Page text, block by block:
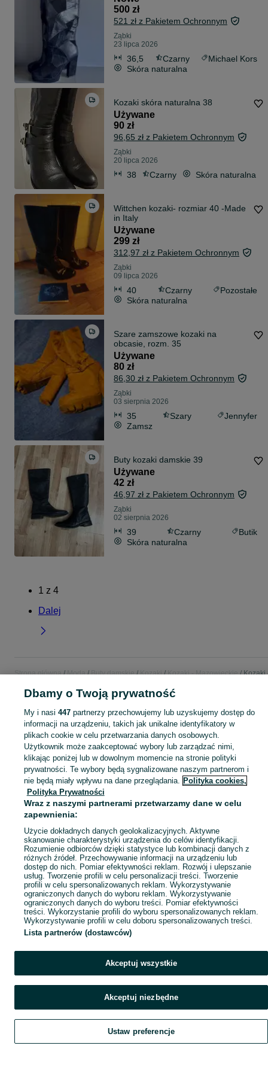
500 zł
521 zł z Pakietem Ochronnym
Ząbki
23 lipca 2026
36,5 Czarny
Michael Kors
Skóra naturalna
Kozaki skóra naturalna 38
Używane
90 zł
96,65 zł z Pakietem Ochronnym
Ząbki
20 lipca 2026
38 Czarny Skóra naturalna
Wittchen kozaki- rozmiar 40 -Made
in Italy
Używane
299 zł
312,97 zł z Pakietem Ochronnym
Ząbki
09 lipca 2026
40 Czarny
Pozostałe
Skóra naturalna
Szare zamszowe kozaki na
obcasie, rozm. 35
Używane
80 zł
86,30 zł z Pakietem Ochronnym
Ząbki
03 sierpnia 2026
35 Szary
Jennyfer
Zamsz
Buty kozaki damskie 39
Używane
42 zł
46,97 zł z Pakietem Ochronnym
Ząbki
02 sierpnia 2026
39 Czarny
Butik
Skóra naturalna
1 z 4
Dalej
Strona główna Moda Buty damskie Kozaki Kozaki - Mazowieckie
Kozaki
KATEGORIA
Szeroki wybór kozaków damskich Ząbki ▶️ skórzane, zamszowe, na obcasie i zimowe ✅ Nowe i używane w atrakcyjnych cenach ✌ Znajdź oferty na OLX.pl! Zobacz
Mapa kategorii
Mapa miejscowości
Mapa ministron
Szukaj Obserwujesz Dodaj Czat Konto
Dbamy o Twoją prywatność
My i nasi 447partnerzy przechowujemy lub uzyskujemy dostęp do
informacji na urządzeniu, takich jak unikalne identyfikatory w
plikach cookie w celu przetwarzania danych osobowych.
Użytkownik może zaakceptować wybory lub zarządzać nimi,
klikając poniżej lub w dowolnym momencie na stronie polityki
prywatności. Te wybory będą sygnalizowane naszym partnerom i
nie będą miały wpływu na dane przeglądania. Polityka cookies,
Polityka Prywatności
Wraz z naszymi partnerami przetwarzamy dane w celu
zapewnienia:
Użycie dokładnych danych geolokalizacyjnych. Aktywne
skanowanie charakterystyki urządzenia do celów identyfikacji.
Rozumienie odbiorców dzięki statystyce lub kombinacji danych z
różnych źródeł. Przechowywanie informacji na urządzeniu lub
dostęp do nich. Pomiar efektywności reklam. Rozwój i ulepszanie
usług. Tworzenie profili w celu personalizacji treści. Tworzenie
profili w celu spersonalizowanych reklam. Wykorzystywanie
ograniczonych danych do wyboru reklam. Wykorzystywanie
ograniczonych danych do wyboru treści. Pomiar efektywności
treści. Wykorzystanie profili do wyboru spersonalizowanych reklam.
Wykorzystywanie profili w celu doboru spersonalizowanych treści.
Lista partnerów (dostawców)
Akceptuj wszystkie
Akceptuj niezbędne
Ustaw preferencje